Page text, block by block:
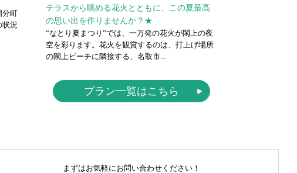
分町
状況
テラスから眺める花火とともに、この夏最高
の思い出を作りませんか？★
“なとり夏まつり”では、一万発の花火が閖上の夜
空を彩ります。花火を観賞するのは、打上げ場所
の閖上ビーチに隣接する、名取市...
プラン一覧はこちら
まずはお気軽にお問い合わせください！